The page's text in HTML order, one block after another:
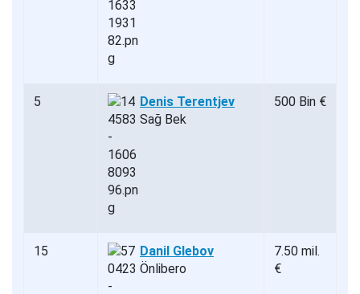
5
Denis Terentjev
Sağ Bek
500 Bin €
15
Danil Glebov
Önlibero
7.50 mil.
€